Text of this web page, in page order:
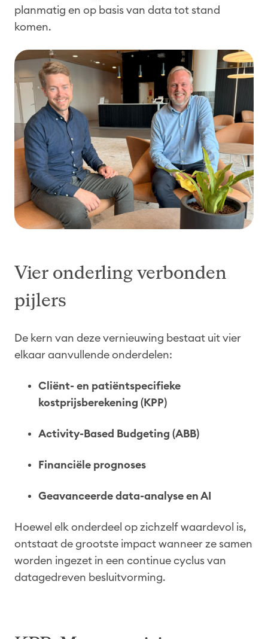
planmatig en op basis van data tot stand
komen.
Vier onderling verbonden
pijlers
De kern van deze vernieuwing bestaat uit vier
elkaar aanvullende onderdelen:
Cliënt- en patiëntspecifieke
kostprijsberekening (KPP)
Activity-Based Budgeting (ABB)
Financiële prognoses
Geavanceerde data-analyse en AI
Hoewel elk onderdeel op zichzelf waardevol is,
ontstaat de grootste impact wanneer ze samen
worden ingezet in een continue cyclus van
datagedreven besluitvorming.